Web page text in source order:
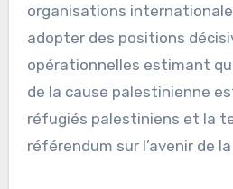
organisations
adopter des positions
opérationnelles estimant
de la cause palestinienne
réfugiés palestiniens et la
référendum sur l’avenir de